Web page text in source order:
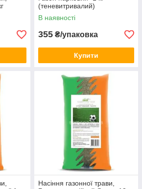
(теневитривалий)
В наявності
355 ₴/упаковка
Купити
Насіння газонної трави,